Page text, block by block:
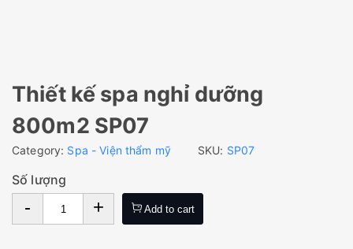
Thiết kế spa nghỉ dưỡng
800m2 SP07
Category: Spa - Viện thẩm mỹ SKU: SP07
Số lượng
- + Add to cart